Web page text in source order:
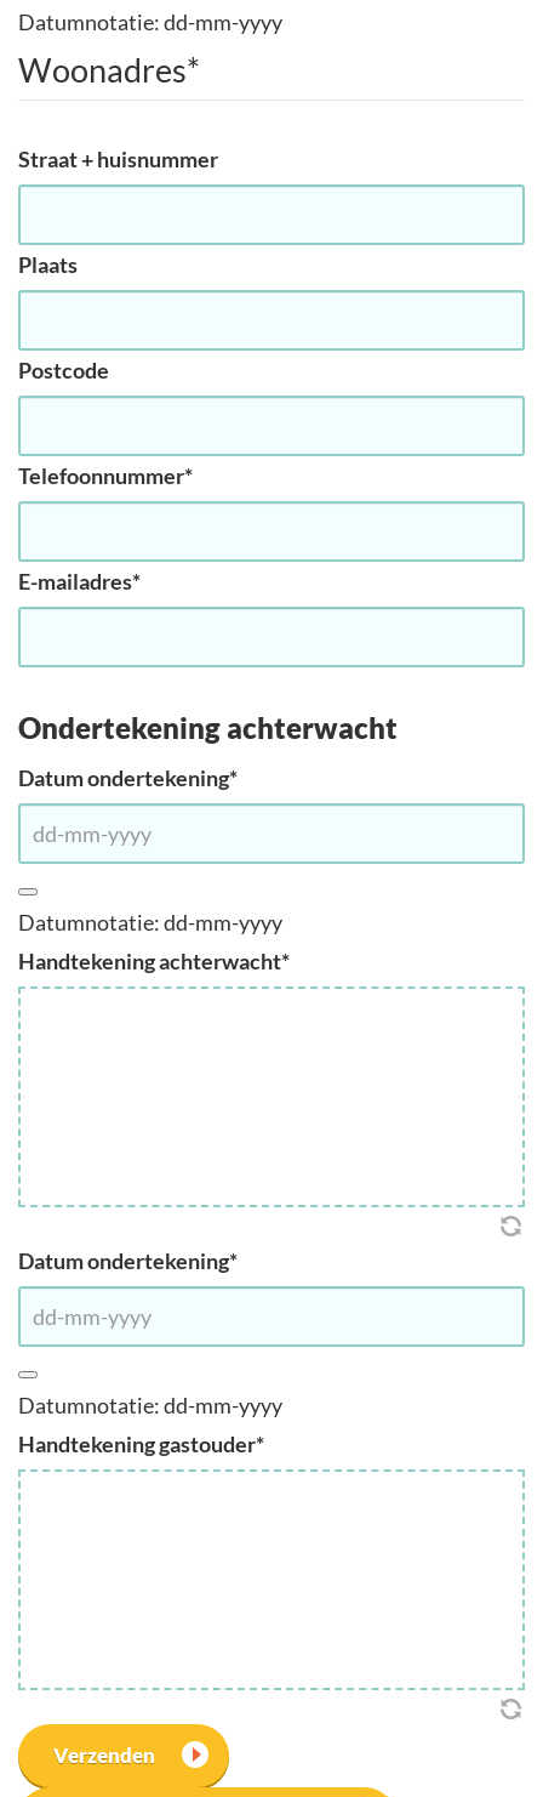
Datumnotatie: dd-mm-yyyy
Woonadres*
Straat + huisnummer
Plaats
Postcode
Telefoonnummer*
E-mailadres*
Ondertekening achterwacht
Datum ondertekening*
Datumnotatie: dd-mm-yyyy
Handtekening achterwacht*
Datum ondertekening*
Datumnotatie: dd-mm-yyyy
Handtekening gastouder*
Verzenden